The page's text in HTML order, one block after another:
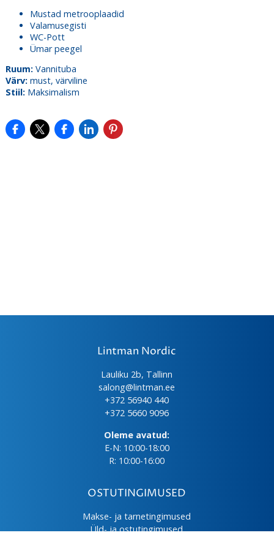
Mustad metrooplaadid
Valamusegisti
WC-Pott
Ümar peegel
Ruum:Vannituba
Värv:must, värviline
Stiil:Maksimalism
Lintman Nordic
Lauliku 2b, Tallinn
salong@lintman.ee
+372 56940 440
+372 5660 9096
Oleme avatud:
E-N: 10:00-18:00
R: 10:00-16:00
OSTUTINGIMUSED
Makse- ja tarnetingimused
Üld- ja ostutingimused